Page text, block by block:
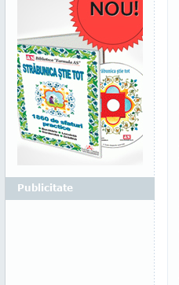
Publicitate